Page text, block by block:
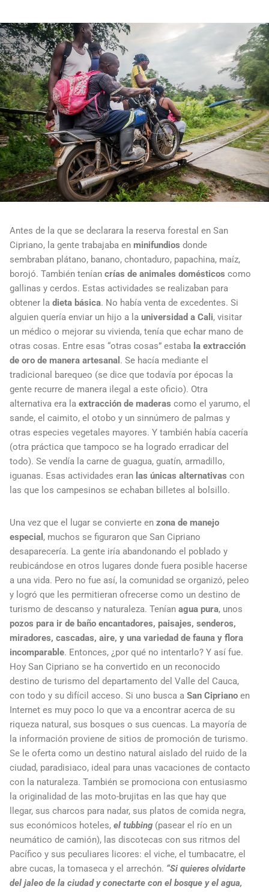
Antes de la que se declarara la reserva forestal en San
Cipriano, la gente trabajaba en minifundios donde
sembraban plátano, banano, chontaduro, papachina, maíz,
borojó. También tenían crías de animales domésticos como
gallinas y cerdos. Estas actividades se realizaban para
obtener la dieta básica. No había venta de excedentes. Si
alguien quería enviar un hijo a la universidad a Cali, visitar
un médico o mejorar su vivienda, tenía que echar mano de
otras cosas. Entre esas “otras cosas” estaba la extracción
de oro de manera artesanal . Se hacía mediante el
tradicional barequeo (se dice que todavía por épocas la
gente recurre de manera ilegal a este oficio). Otra
alternativa era la extracción de maderas como el yarumo, el
sande, el caimito, el otobo y un sinnúmero de palmas y
otras especies vegetales mayores. Y también había cacería
(otra práctica que tampoco se ha logrado erradicar del
todo). Se vendía la carne de guagua, guatín, armadillo,
iguanas. Esas actividades eran las únicas alternativas con
las que los campesinos se echaban billetes al bolsillo.
Una vez que el lugar se convierte en zona de manejo
especial , muchos se figuraron que San Cipriano
desaparecería. La gente iría abandonando el poblado y
reubicándose en otros lugares donde fuera posible hacerse
a una vida. Pero no fue así, la comunidad se organizó, peleo
y logró que les permitieran ofrecerse como un destino de
turismo de descanso y naturaleza. Tenían agua pura, unos
pozos para ir de baño encantadores, paisajes, senderos,
miradores, cascadas, aire, y una variedad de fauna y flora
incomparable. Entonces, ¿por qué no intentarlo? Y así fue.
Hoy San Cipriano se ha convertido en un reconocido
destino de turismo del departamento del Valle del Cauca,
con todo y su difícil acceso. Si uno busca a San Cipriano en
Internet es muy poco lo que va a encontrar acerca de su
riqueza natural, sus bosques o sus cuencas. La mayoría de
la información proviene de sitios de promoción de turismo.
Se le oferta como un destino natural aislado del ruido de la
ciudad, paradisiaco, ideal para unas vacaciones de contacto
con la naturaleza. También se promociona con entusiasmo
la originalidad de las moto-brujitas en las que hay que
llegar, sus charcos para nadar, sus platos de comida negra,
sus económicos hoteles, el tubbing (pasear el río en un
neumático de camión), las discotecas con sus ritmos del
Pacífico y sus peculiares licores: el viche, el tumbacatre, el
abre cucas, la tomaseca y el arrechón. “Si quieres olvidarte
del jaleo de la ciudad y conectarte con el bosque y el agua,